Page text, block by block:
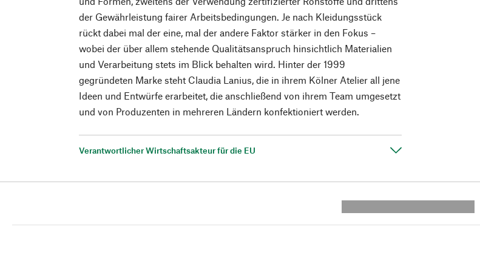
der Gewährleistung fairer Arbeitsbedingungen. Je nach Kleidungsstück
rückt dabei mal der eine, mal der andere Faktor stärker in den Fokus –
wobei der über allem stehende Qualitätsanspruch hinsichtlich Materialien
und Verarbeitung stets im Blick behalten wird. Hinter der 1999
gegründeten Marke steht Claudia Lanius, die in ihrem Kölner Atelier all jene
Ideen und Entwürfe erarbeitet, die anschließend von ihrem Team umgesetzt
und von Produzenten in mehreren Ländern konfektioniert werden.
Verantwortlicher Wirtschaftsakteur für die EU